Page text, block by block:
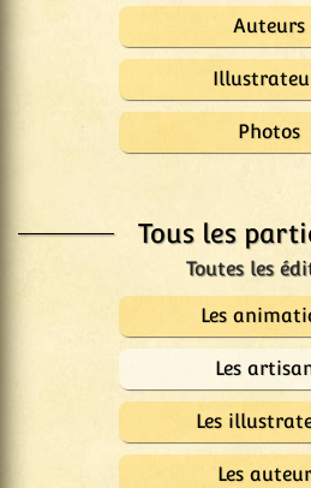
Auteurs
Photos
Tous les
Les
Les
Les
Les